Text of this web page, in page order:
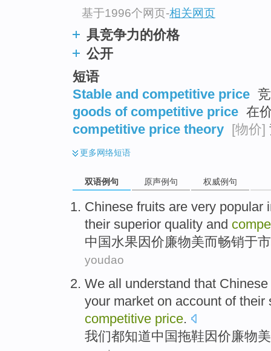
基于1996个网页-相关网页
具竞争力的价格
公开
短语
Stable and competitive price
goods of competitive price 在
competitive price theory
[物价]
更多网络短语
双语例句 原声例句 权威例句
Chinese fruits are very popular
their superior quality and
中国水果因价廉物美而畅销于
youdao
We all understand that Chinese
your market on account of their
competitive price.
我们都知道中国拖鞋因价廉物